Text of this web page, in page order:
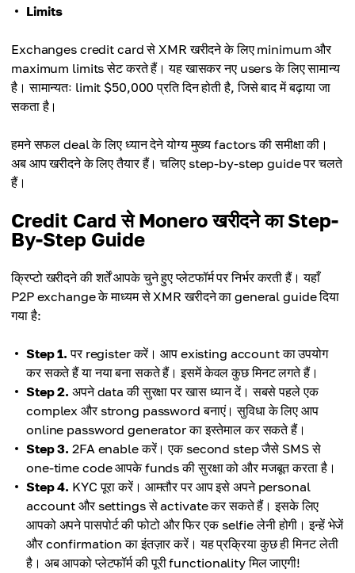
Limits
Exchanges credit card से XMR खरीदने के लिए minimum और
maximum limits सेट करते हैं। यह खासकर नए users के लिए सामान्य
है। सामान्यतः limit $50,000 प्रति दिन होती है, जिसे बाद में बढ़ाया जा
सकता है।
हमने सफल deal के लिए ध्यान देने योग्य मुख्य factors की समीक्षा की।
अब आप खरीदने के लिए तैयार हैं। चलिए step-by-step guide पर चलते
हैं।
Credit Card से Monero खरीदने का Step-
By-Step Guide
क्रिप्टो खरीदने की शर्तें आपके चुने हुए प्लेटफॉर्म पर निर्भर करती हैं। यहाँ
P2P exchange के माध्यम से XMR खरीदने का general guide दिया
गया है:
Step 1. पर register करें। आप existing account का उपयोग
कर सकते हैं या नया बना सकते हैं। इसमें केवल कुछ मिनट लगते हैं।
Step 2. अपने data की सुरक्षा पर खास ध्यान दें। सबसे पहले एक
complex और strong password बनाएं। सुविधा के लिए आप
online password generator का इस्तेमाल कर सकते हैं।
Step 3. 2FA enable करें। एक second step जैसे SMS से
one-time code आपके funds की सुरक्षा को और मजबूत करता है।
Step 4. KYC पूरा करें। आमतौर पर आप इसे अपने personal
account और settings से activate कर सकते हैं। इसके लिए
आपको अपने पासपोर्ट की फोटो और फिर एक selfie लेनी होगी। इन्हें भेजें
और confirmation का इंतज़ार करें। यह प्रक्रिया कुछ ही मिनट लेती
है। अब आपको प्लेटफॉर्म की पूरी functionality मिल जाएगी!